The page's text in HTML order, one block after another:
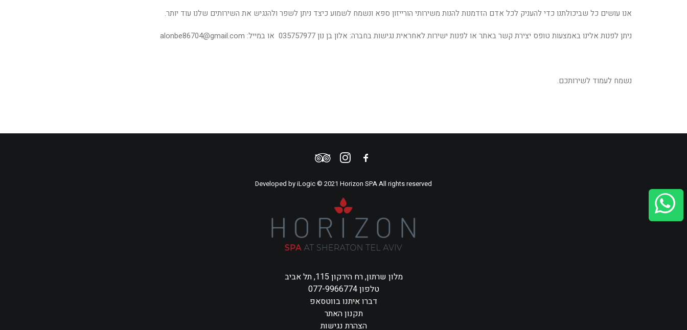
אנו עושים כל שביכולתנו כדי להעניק לכל אדם הזדמנות להנות משירותי הורייזון ספא ונשמח לשמוע כיצד ניתן לשפר ולהנגיש את השירותים שלנו עוד יותר.
ניתן לפנות אלינו באמצעות טופס יצירת קשר באתר או לפנות ישירות לאחראית נגישות בחברה: אלון בן נון 035757977 או במייל: alonbe86704@gmail.com
נשמח לעמוד לשירותכם.
Developed byiLogic© 2021 Horizon SPA All rights reserved
מלון שרתון, רח הירקון 115, תל אביב
טלפון 077-9966774
דברו איתנו בווטסאפ
תקנון האתר
הצהרת נגישות